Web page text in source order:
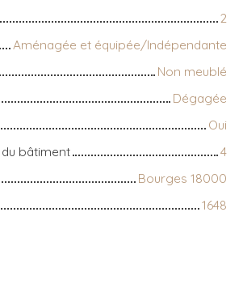
2
Aménagée et équipée/Indépendante
Non meublé
Dégagée
Oui
bâtiment
4
Bourges 18000
1648